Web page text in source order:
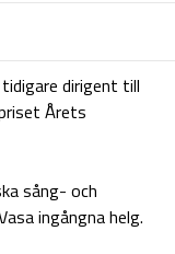
dirigent till
Årets
sång- och
ingångna helg.